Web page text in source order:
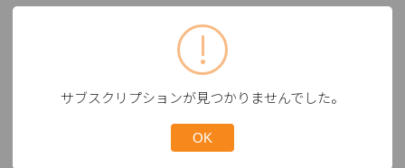
サブスクリプションが見つかりませんでした。
OK